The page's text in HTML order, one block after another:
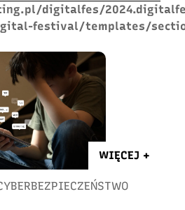
digitalfes/
festival/templates/
WIĘCEJ +